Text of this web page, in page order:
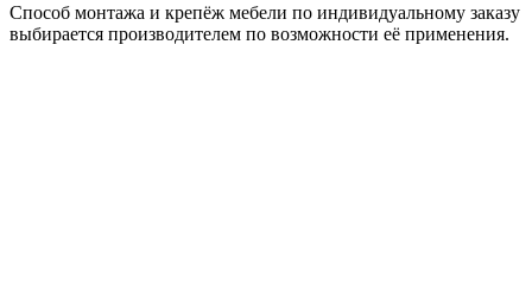
Способ монтажа и крепёж мебели по индивидуальному заказу
выбирается производителем по возможности её применения.